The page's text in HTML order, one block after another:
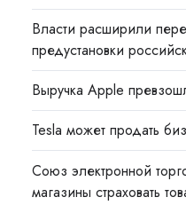
Власти расширили
предустановки
Выручка Apple
Tesla может продать
Союз электронной
магазины страховать